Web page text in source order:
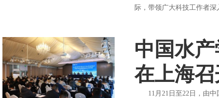
际，带领广大科技工作者
中国水
在上海
11月21日至22日，由中